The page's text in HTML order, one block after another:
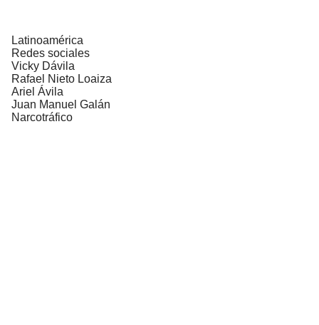
Latinoamérica
Redes sociales
Vicky Dávila
Rafael Nieto Loaiza
Ariel Ávila
Juan Manuel Galán
Narcotráfico